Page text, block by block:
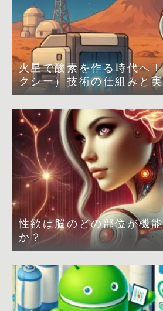
火星で酸素を作る時代へ
クシー）技術の仕組みと
性欲は脳のどの部位が機
か？